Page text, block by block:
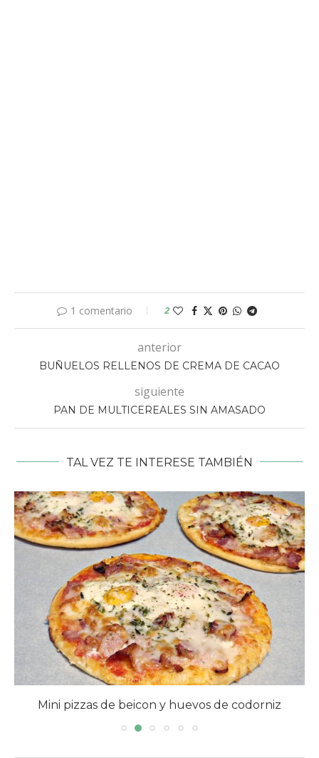
1 comentario 2
anterior
BUÑUELOS RELLENOS DE CREMA DE CACAO
siguiente
PAN DE MULTICEREALES SIN AMASADO
TAL VEZ TE INTERESE TAMBIÉN
Empanada de atún con masa quebrada